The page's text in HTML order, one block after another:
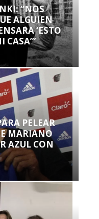
“NOS
ALGUIEN
‘ESTO
CASA’”
PELEAR
MARIANO
AZUL CON